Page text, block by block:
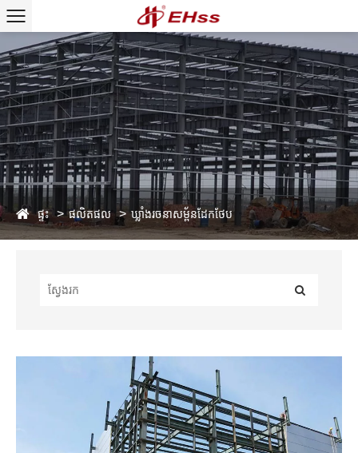
ផ្ទះ ផលិតផល ឃ្លាំងរចនាសម្ព័នដែកថែប